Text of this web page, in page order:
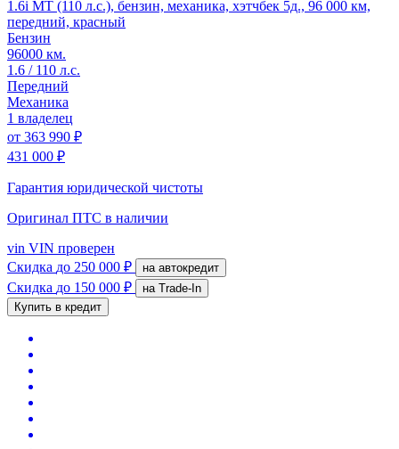
1.6i MT (110 л.с.), бензин, механика, хэтчбек 5д., 96 000 км,
передний, красный
Бензин
96000 км.
1.6 / 110 л.с.
Передний
Механика
1 владелец
от 363 990 ₽
431 000 ₽
Гарантия юридической чистоты
Оригинал ПТС в наличии
vin VIN проверен
Скидка до 250 000 ₽ на автокредит
Скидка до 150 000 ₽
на Trade-In
Купить в кредит